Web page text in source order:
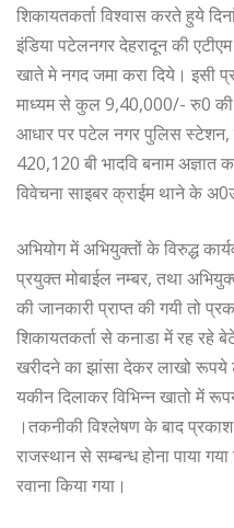
शिकायतकर्ता विश्वास करते हुये
इंडिया पटेलनगर देहरादून की
खाते मे नगद जमा करा दिये। इसी
माध्यम से कुल 9,40,000/- रु0 की
आधार पर पटेल नगर पुलिस स्टेशन,
420,120 बी भादवि बनाम अज्ञात
विवेचना साइबर क्राईम थाने के
अभियोग में अभियुक्तों के विरुद्ध
प्रयुक्त मोबाईल नम्बर, तथा
की जानकारी प्राप्त की गयी तो
शिकायतकर्ता से कनाडा में रह रहे
खरीदने का झांसा देकर लाखो
यकीन दिलाकर विभिन्न खातो में
।तकनीकी विश्लेषण के बाद
राजस्थान से सम्बन्ध होना पाया
रवाना किया गया।